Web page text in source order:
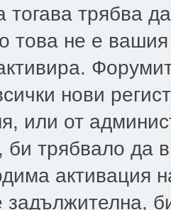
тогава трябва
това не е
нови
или от
би трябвало да
активация
задължителна,